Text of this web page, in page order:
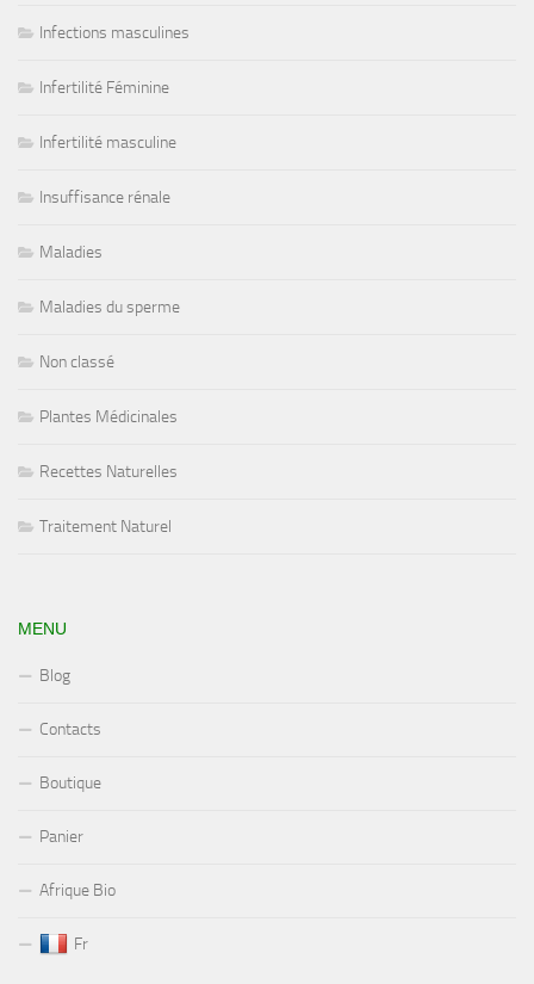
Infections masculines
Infertilité Féminine
Infertilité masculine
Insuffisance rénale
Maladies
Maladies du sperme
Non classé
Plantes Médicinales
Recettes Naturelles
Traitement Naturel
MENU
Blog
Contacts
Boutique
Panier
Afrique Bio
Fr